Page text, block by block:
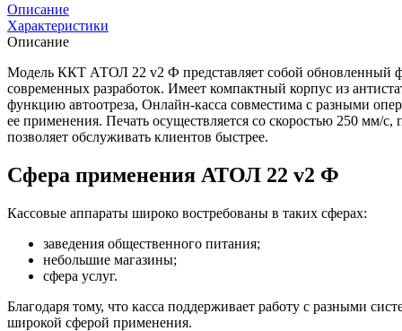
Описание
Характеристики
Описание
Модель ККТ АТОЛ 22 v2 Ф представляет собой обновленный
современных разработок. Имеет компактный корпус из
функцию автоотреза, Онлайн-касса совместима с разными
ее применения. Печать осуществляется со скоростью 250 мм/
позволяет обслуживать клиентов быстрее.
Сфера применения АТОЛ 22 v2 Ф
Кассовые аппараты широко востребованы в таких сферах:
заведения общественного питания;
небольшие магазины;
сфера услуг.
Благодаря тому, что касса поддерживает работу с разными
широкой сферой применения.